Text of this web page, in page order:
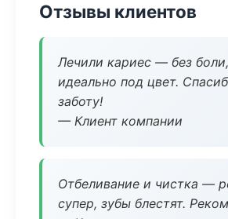
Отзывы клиентов
Лечили кариес — без
идеально под цвет.
заботу!
— Клиент компании
Отбеливание и чистка —
супер, зубы блестят.